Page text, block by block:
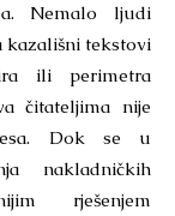
Nemalo ljudi
kazališni tekstovi
ili perimetra
čitateljima nije
Dok se u
nakladničkih
rješenjem